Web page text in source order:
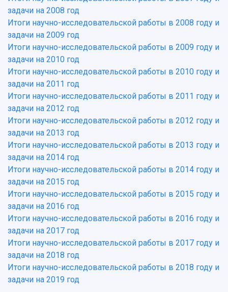
История
Ключевые факты
Рейтинги
Руководство
Наблюдательный совет
Попечительский совет
Ученый совет
Ректорат
Кадровый резерв
Персоналии
Сотрудники и преподаватели
Заслуженные деятели
Структура университета
Институты и факультеты
Кафедры
Научные подразделения
Отделы и службы
Общественные организации
Институт искусственного интеллекта
Инжиниринговый центр
Главные новости
Бортжурнал
Объявления
События
СМИ об университете
Пресс-центр
Газета "Полет"
Газета "Самарский университет"
Мы в соцсетях
Мультимедиа
Подкасты
Просветительский проект "Одержимы
Почему я выбираю Самарский университет?
Абитуриенту
Бакалавриат и специалитет
Магистратура
Аспирантура
Формы обучения
Учебные планы
Дополнительное образование
Институты и факультеты
Образовательные программы
Профессорско-преподавательский состав
Расписание занятий
Стипендии
Тестирование иностранных граждан на
знание русского языка, истории России и
основ законодательства РФ
Платные образовательные услуги
Скидки на обучение
Основные научные направления
Научные школы и ведущие научные коллективы
Диссертационные советы
Подготовка научных кадров
Конкурс на замещение должностей научных
работников
Научно-технический совет
Научные проекты и темы
Аспирантура и докторантура
Справочные материалы
Научная инфраструктура
Научно-исследовательские подразделения
Структурная схема управления научно-
исследовательской деятельностью
Материальная база
Подразделения научного обслуживания
Организационные документы
Результаты научно-исследовательской
деятельности
задачи на 2008 год
Итоги научно-исследовательской работы в 2008 году и
задачи на 2009 год
Итоги научно-исследовательской работы в 2009 году и
задачи на 2010 год
Итоги научно-исследовательской работы в 2010 году и
задачи на 2011 год
Итоги научно-исследовательской работы в 2011 году и
задачи на 2012 год
Итоги научно-исследовательской работы в 2012 году и
задачи на 2013 год
Итоги научно-исследовательской работы в 2013 году и
задачи на 2014 год
Итоги научно-исследовательской работы в 2014 году и
задачи на 2015 год
Итоги научно-исследовательской работы в 2015 году и
задачи на 2016 год
Итоги научно-исследовательской работы в 2016 году и
задачи на 2017 год
Итоги научно-исследовательской работы в 2017 году и
задачи на 2018 год
Итоги научно-исследовательской работы в 2018 году и
задачи на 2019 год